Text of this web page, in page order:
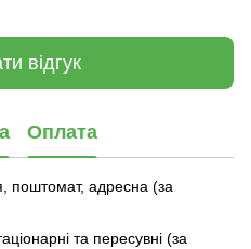
відгук
Оплата
поштомат, адресна (за
та пересувні (за